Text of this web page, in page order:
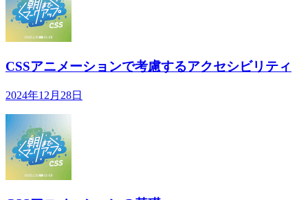
CSSアニメーションで考慮するアクセシビリティ
2024年12月28日